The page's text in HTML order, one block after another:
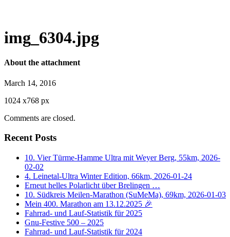
img_6304.jpg
About the attachment
March 14, 2016
1024 x768 px
Comments are closed.
Recent Posts
10. Vier Türme-Hamme Ultra mit Weyer Berg, 55km, 2026-
02-02
4. Leinetal-Ultra Winter Edition, 66km, 2026-01-24
Erneut helles Polarlicht über Brelingen …
10. Südkreis Meilen-Marathon (SuMeMa), 69km, 2026-01-03
Mein 400. Marathon am 13.12.2025 🎉
Fahrrad- und Lauf-Statistik für 2025
Gnu-Festive 500 – 2025
Fahrrad- und Lauf-Statistik für 2024